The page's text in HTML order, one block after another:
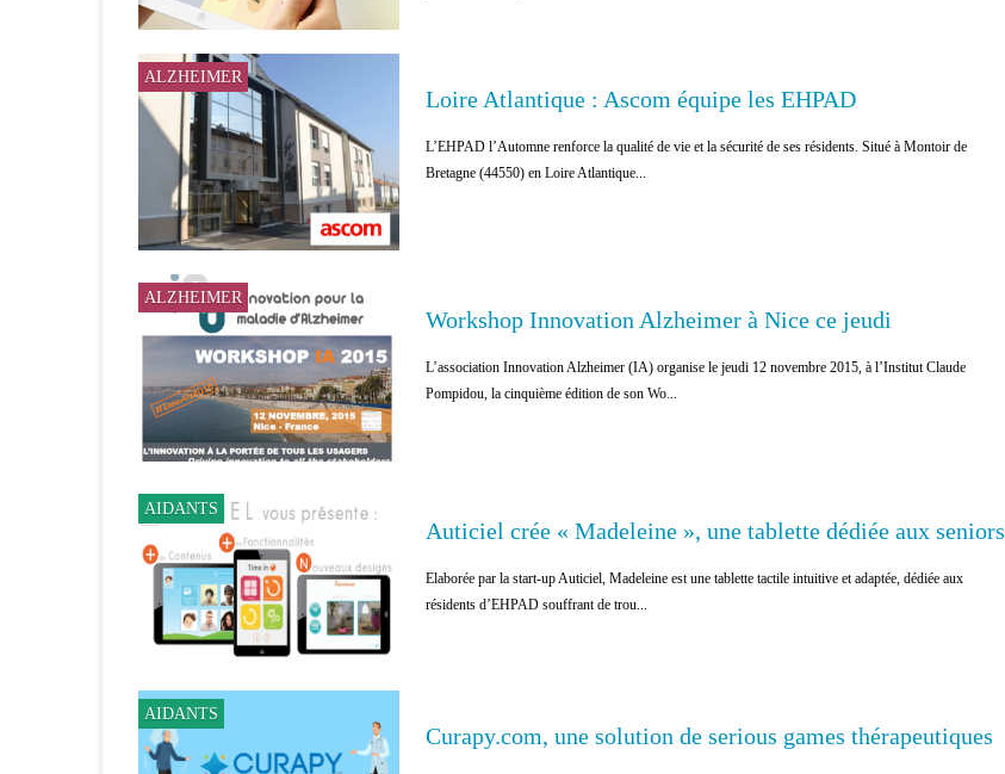
ALZHEIMER
Loire Atlantique : Ascom équipe les EHPAD
L’EHPAD l’Automne renforce la qualité de vie et la sécurité de ses résidents. Situé à Montoir de
Bretagne (44550) en Loire Atlantique...
ALZHEIMER
Workshop Innovation Alzheimer à Nice ce jeudi
L’association Innovation Alzheimer (IA) organise le jeudi 12 novembre 2015, à l’Institut Claude
Pompidou, la cinquième édition de son Wo...
AIDANTS
Auticiel crée « Madeleine », une tablette dédiée aux seniors
Elaborée par la start-up Auticiel, Madeleine est une tablette tactile intuitive et adaptée, dédiée aux
résidents d’EHPAD souffrant de trou...
AIDANTS
Curapy.com, une solution de serious games thérapeutiques